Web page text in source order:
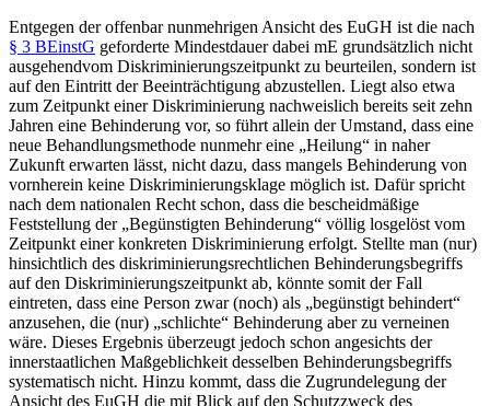
Entgegen der offenbar nunmehrigen Ansicht des EuGH ist die nach
§ 3 BEinstG geforderte Mindestdauer dabei mE grundsätzlich nicht
ausgehendvom Diskriminierungszeitpunkt zu beurteilen, sondern ist
auf den Eintritt der Beeinträchtigung abzustellen. Liegt also etwa
zum Zeitpunkt einer Diskriminierung nachweislich bereits seit zehn
Jahren eine Behinderung vor, so führt allein der Umstand, dass eine
neue Behandlungsmethode nunmehr eine „Heilung“ in naher
Zukunft erwarten lässt, nicht dazu, dass mangels Behinderung von
vornherein keine Diskriminierungsklage möglich ist. Dafür spricht
nach dem nationalen Recht schon, dass die bescheidmäßige
Feststellung der „Begünstigten Behinderung“ völlig losgelöst vom
Zeitpunkt einer konkreten Diskriminierung erfolgt. Stellte man (nur)
hinsichtlich des diskriminierungsrechtlichen Behinderungsbegriffs
auf den Diskriminierungszeitpunkt ab, könnte somit der Fall
eintreten, dass eine Person zwar (noch) als „begünstigt behindert“
anzusehen, die (nur) „schlichte“ Behinderung aber zu verneinen
wäre. Dieses Ergebnis überzeugt jedoch schon angesichts der
innerstaatlichen Maßgeblichkeit desselben Behinderungsbegriffs
systematisch nicht. Hinzu kommt, dass die Zugrundelegung der
Ansicht des EuGH die mit Blick auf den Schutzzweck des